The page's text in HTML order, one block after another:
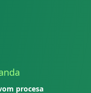
procesa